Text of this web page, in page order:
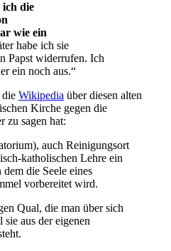
die
wie ein
habe ich sie
Papst widerrufen. Ich
ein noch aus.“
die Wikipedia über diesen alten
Kirche gegen die
zu sagen hat:
auch Reinigungsort
katholischen Lehre ein
die Seele eines
vorbereitet wird.
Qual, die man über sich
sie aus der eigenen